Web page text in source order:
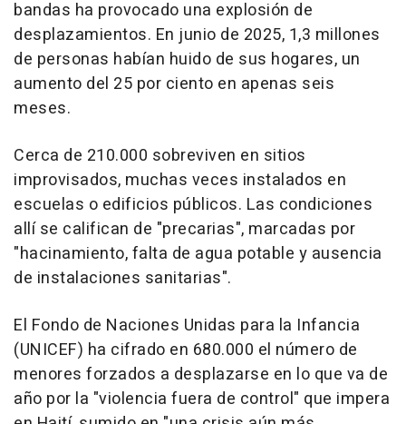
bandas ha provocado una explosión de
desplazamientos. En junio de 2025, 1,3 millones
de personas habían huido de sus hogares, un
aumento del 25 por ciento en apenas seis
meses.
Cerca de 210.000 sobreviven en sitios
improvisados, muchas veces instalados en
escuelas o edificios públicos. Las condiciones
allí se califican de "precarias", marcadas por
"hacinamiento, falta de agua potable y ausencia
de instalaciones sanitarias".
El Fondo de Naciones Unidas para la Infancia
(UNICEF) ha cifrado en 680.000 el número de
menores forzados a desplazarse en lo que va de
año por la "violencia fuera de control" que impera